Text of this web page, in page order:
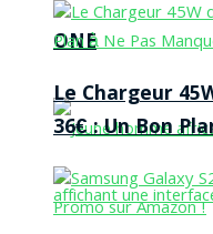
ONE
Le Chargeur
36€ : Un Bon